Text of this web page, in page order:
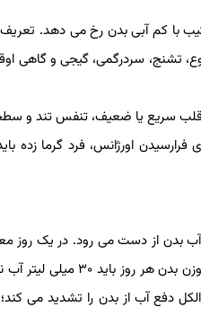
با کم آبی بدن رخ می دهد.
بیش از ۱۰۵ درجه فارنهایت می شود. تهوع، تشنج،
قلب سریع یا ضعیف، تنفس تند و
فرارسیدن اورژانس، فرد گرما زده
باید هشت لیوان آب لیوان متوسط بنوشد. به عنوان
دفع آب از بدن را تشدید می‌